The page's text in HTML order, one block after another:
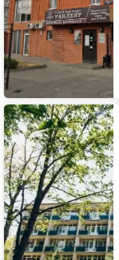
Санаторий
Энергетик